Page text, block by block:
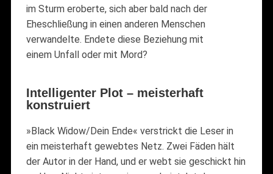
im Sturm eroberte, sich aber bald nach der
Eheschließung in einen anderen Menschen
verwandelte. Endete diese Beziehung mit
einem Unfall oder mit Mord?
Intelligenter Plot – meisterhaft
konstruiert
»Black Widow/Dein Ende« verstrickt die Leser in
ein meisterhaft gewebtes Netz. Zwei Fäden hält
der Autor in der Hand, und er webt sie geschickt hin